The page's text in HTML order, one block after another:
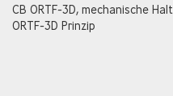
CB ORTF-3D, mechanische
ORTF-3D Prinzip